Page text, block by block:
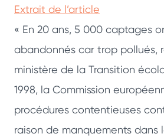
Extrait de l’article
« En 20 ans, 5 000 captages
abandonnés car trop pollués,
ministère de la Transition
1998, la Commission
procédures contentieuses
raison de manquements dans